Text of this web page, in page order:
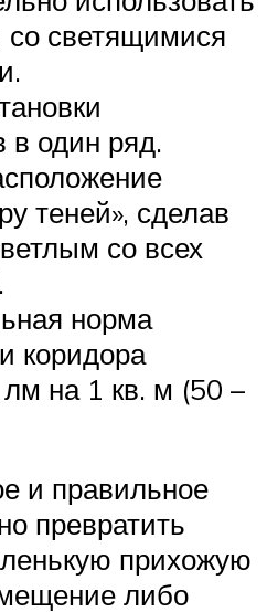
светящимися
в один ряд.
теней», сделав
со всех
норма
коридора
лм на 1 кв. м (50 –
и правильное
превратить
прихожую
либо